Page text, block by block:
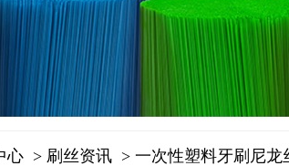
心 > 刷丝资讯 > 一次性塑料牙刷尼